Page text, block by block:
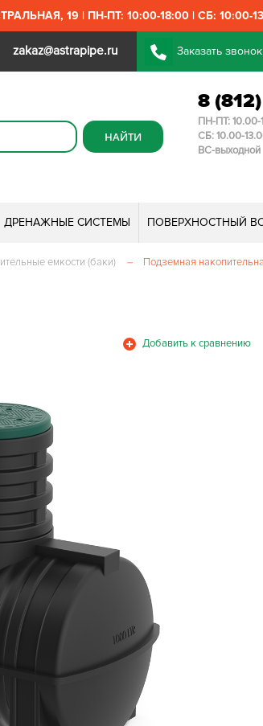
19 | ПН-ПТ: 10:00-18:00 | СБ: 10:00-
zakaz@astrapipe.ru Заказать звонок
8
ПН-ПТ: 10.00-
СБ: 10.00-
ВС-выходной
ДРЕНАЖНЫЕ СИСТЕМЫ ПОВЕРХНОСТНЫЙ
емкости (баки) – Подземная